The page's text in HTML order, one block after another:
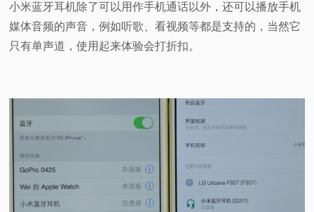
小米蓝牙耳机除了可以用作手机通话以外，还可以播放手机
媒体音频的声音，例如听歌、看视频等都是支持的，当然它
只有单声道，使用起来体验会打折扣。